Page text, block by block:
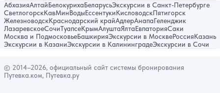
АбхазияАлтайБелокурихаБеларусьЭкскурсии в Санкт-Петербурге
СветлогорскКавМинВодыЕссентукиКисловодскПятигорск
ЖелезноводскКраснодарский крайАдлерАнапаГеленджик
ЛазаревскоеСочиТуапсеКрымАлуштаЯлтаЕвпаторияСаки
Москва и ПодмосковьеБашкирияЭкскурсии в МосквеРоссияКазань
Экскурсии в КазаниЭкскурсии в КалининградеЭкскурсии в Сочи
© 2014–2026, официальный сайт системы бронирования
Путевка.ком, Путевка.ру